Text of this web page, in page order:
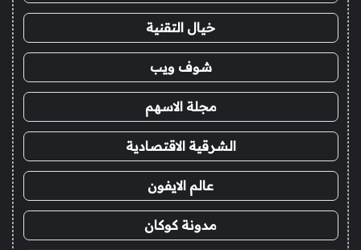
خيال التقنية
شوف ويب
مجلة الاسهم
الشرقية الاقتصادية
عالم الايفون
مدونة كوكان